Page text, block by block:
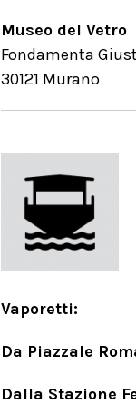
Museo del Vetro
Fondamenta
30121 Murano
Vaporetti:
Da Piazzale
Dalla Stazione